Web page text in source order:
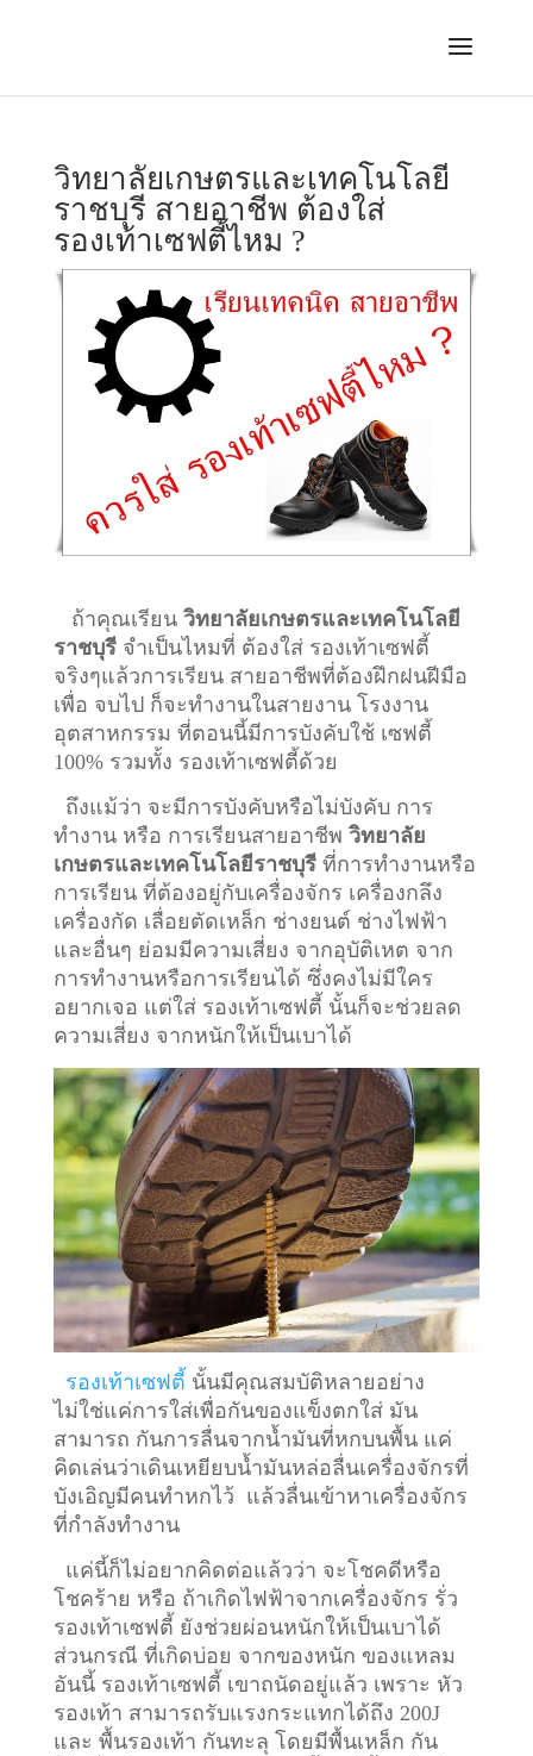
วิทยาลัยเกษตรและเทคโนโลยี
ราชบุรี สายอาชีพ ต้องใส่
รองเท้าเซฟตี้ไหม ?
ถ้าคุณเรียน วิทยาลัยเกษตรและเทคโนโลยี
ราชบุรีจำเป็นไหมที่ ต้องใส่ รองเท้าเซฟตี้
จริงๆแล้วการเรียน สายอาชีพที่ต้องฝึกฝนฝีมือ
เพื่อ จบไป ก็จะทำงานในสายงาน โรงงาน
อุตสาหกรรม ที่ตอนนี้มีการบังคับใช้ เซฟตี้
100% รวมทั้ง รองเท้าเซฟตี้ด้วย
ถึงแม้ว่า จะมีการบังคับหรือไม่บังคับ การ
ทำงาน หรือ การเรียนสายอาชีพ วิทยาลัย
เกษตรและเทคโนโลยีราชบุรีที่การทำงานหรือ
การเรียน ที่ต้องอยู่กับเครื่องจักร เครื่องกลึง
เครื่องกัด เลื่อยตัดเหล็ก ช่างยนต์ ช่างไฟฟ้า
และอื่นๆ ย่อมมีความเสี่ยง จากอุบัติเหต จาก
การทำงานหรือการเรียนได้ ซึ่งคงไม่มีใคร
อยากเจอ แต่ใส่ รองเท้าเซฟตี้ นั้นก็จะช่วยลด
ความเสี่ยง จากหนักให้เป็นเบาได้
รองเท้าเซฟตี้ นั้นมีคุณสมบัติหลายอย่าง
ไม่ใช่แค่การใส่เพื่อกันของแข็งตกใส่ มัน
สามารถ กันการลื่นจากน้ำมันที่หกบนพื้น แค่
คิดเล่นว่าเดินเหยียบน้ำมันหล่อลื่นเครื่องจักรที่
บังเอิญมีคนทำหกไว้ แล้วลื่นเข้าหาเครื่องจักร
ที่กำลังทำงาน
แค่นี้ก็ไม่อยากคิดต่อแล้วว่า จะโชคดีหรือ
โชคร้าย หรือ ถ้าเกิดไฟฟ้าจากเครื่องจักร รั่ว
รองเท้าเซฟตี้ ยังช่วยผ่อนหนักให้เป็นเบาได้
ส่วนกรณี ที่เกิดบ่อย จากของหนัก ของแหลม
อันนี้ รองเท้าเซฟตี้ เขาถนัดอยู่แล้ว เพราะ หัว
รองเท้า สามารถรับแรงกระแทกได้ถึง 200J
และ พื้นรองเท้า กันทะลุ โดยมีพื้นเหล็ก กัน